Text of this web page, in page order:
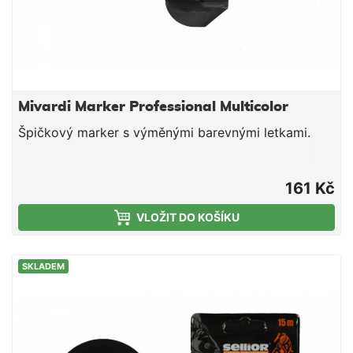
Mivardi Marker Professional Multicolor
Špičkový marker s výměnými barevnými letkami.
161 Kč
VLOŽIT DO KOŠÍKU
SKLADEM